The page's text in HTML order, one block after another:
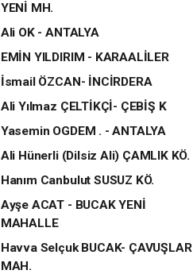
YENİ MH.
Ali OK - ANTALYA
EMİN YILDIRIM - KARAALİLER
İsmail ÖZCAN- İNCİRDERA
Ali Yılmaz ÇELTİKÇİ- ÇEBİŞ K
Yasemin OGDEM . - ANTALYA
Ali Hünerli (Dilsiz Ali) ÇAMLIK KÖ.
Hanım Canbulut SUSUZ KÖ.
Ayşe ACAT - BUCAK YENİ
MAHALLE
Havva Selçuk BUCAK- ÇAVUŞLAR
MAH.